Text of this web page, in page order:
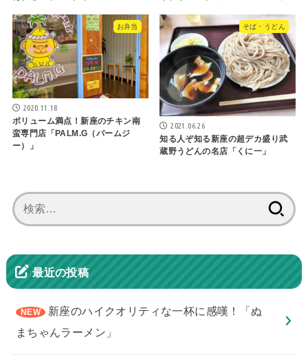
お弁当
2020.11.18
ボリューム満点！新座のチキン南
蛮専門店「PALM.G（パームジ
ー）」
そば・うどん
2021.06.26
知る人ぞ知る新座の超デカ盛り武
蔵野うどんの名店「くに一」
索:
最近の投稿
新座のハイクオリティな一杯に感嘆！「ぬ
まちゃんラーメン」